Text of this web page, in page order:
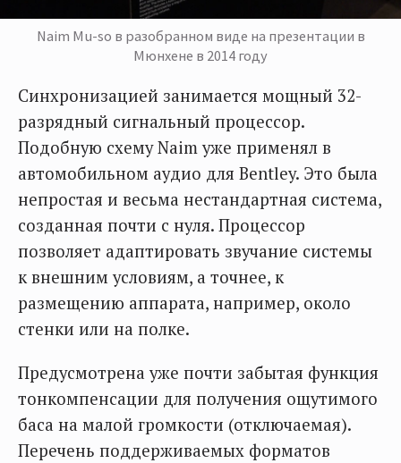
Naim Mu-so в разобранном виде на презентации в
Мюнхене в 2014 году
Синхронизацией занимается мощный 32-
разрядный сигнальный процессор.
Подобную схему Naim уже применял в
автомобильном аудио для Bentley. Это была
непростая и весьма нестандартная система,
созданная почти с нуля. Процессор
позволяет адаптировать звучание системы
к внешним условиям, а точнее, к
размещению аппарата, например, около
стенки или на полке.
Предусмотрена уже почти забытая функция
тонкомпенсации для получения ощутимого
баса на малой громкости (отключаемая).
Перечень поддерживаемых форматов